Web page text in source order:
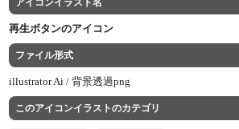
アイコンイラスト名
再生ボタンのアイコン
ファイル形式
illustrator Ai /背景透過png
このアイコンイラストのカテゴリ